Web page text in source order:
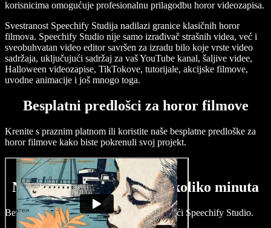
korisnicima omogućuje profesionalnu prilagodbu horor videozapisa.
Svestranost Speechify Studija nadilazi granice klasičnih horor
filmova. Speechify Studio nije samo izrađivač strašnih videa, već i
sveobuhvatan video editor savršen za izradu bilo koje vrste video
sadržaja, uključujući sadržaj za vaš YouTube kanal, šaljive videe,
Halloween videozapise, TikTokove, tutorijale, akcijske filmove,
uvodne animacije i još mnogo toga.
Besplatni predlošci za horor filmove
Krenite s praznim platnom ili koristite naše besplatne predloške za
horor filmove kako biste pokrenuli svoj projekt.
Napravite horor film u nekoliko minuta
Bez muke osmislite zastrašujuće priče koristeći Speechify Studio.